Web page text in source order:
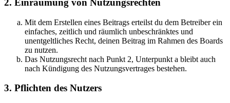
2. Einräumung von Nutzungsrechten
Mit dem Erstellen eines Beitrags erteilst du dem Betreiber ein
einfaches, zeitlich und räumlich unbeschränktes und
unentgeltliches Recht, deinen Beitrag im Rahmen des Boards
zu nutzen.
Das Nutzungsrecht nach Punkt 2, Unterpunkt a bleibt auch
nach Kündigung des Nutzungsvertrages bestehen.
3. Pflichten des Nutzers